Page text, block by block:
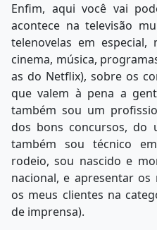
Enfim, aqui você vai
acontece na televisão
telenovelas em
cinema, música,
as do Netflix), sobre os
que valem à pena a
também sou um
dos bons concursos, do
também sou técnico
rodeio, sou nascido e
nacional, e apresentar
os meus clientes na
de imprensa).